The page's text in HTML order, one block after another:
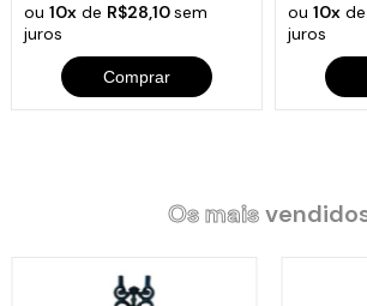
ou10x de R$28,10sem
juros
Comprar
ou 10xde
juros
Os mais